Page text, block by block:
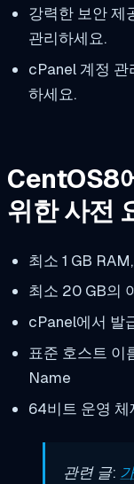
강력한 보안 제
관리하세요.
cPanel 계정 관
하세요.
CentOS8
위한 사전
최소 1 GB
최소 20 GB의
cPanel에서 발
표준 호스트 이
Name
64비트 운영
관련 글: